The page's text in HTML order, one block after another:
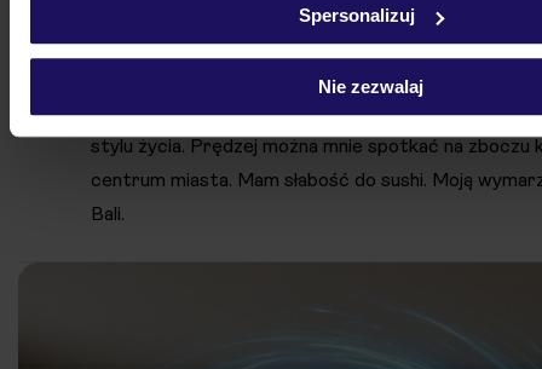
Spersonalizuj
Nie zezwalaj
Uwielbiam zarówno intensywne, górskie trekkingi,
przy zachodzie słońca na plaży. Podróżując,
stronę natury. Najlepiej relaksuję się przy
którymi również masuję. Jestem miłośniczką jogi,
stylu życia. Prędzej można mnie spotkać na zboczu
centrum miasta. Mam słabość do sushi. Moją
Bali.